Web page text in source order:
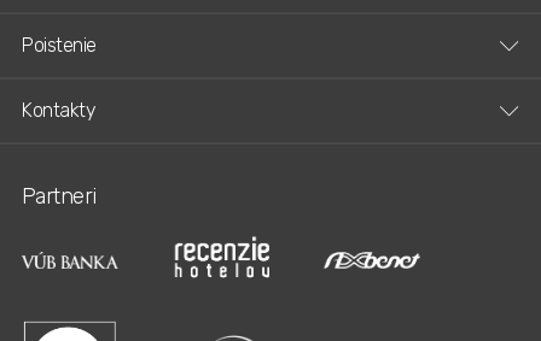
Poistenie
Kontakty
Partneri